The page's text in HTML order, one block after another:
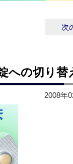
次
への切り替
2008年